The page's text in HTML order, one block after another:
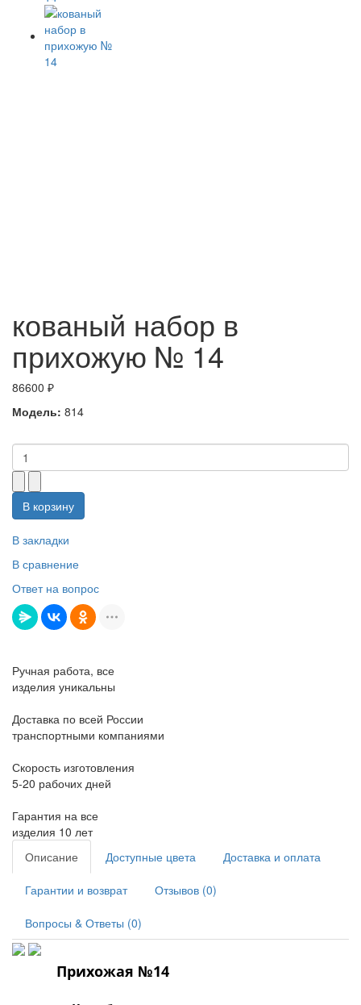
кованый набор в
прихожую № 14
86600 ₽
Модель: 814
В корзину
В закладки
В сравнение
Ответ на вопрос
Ручная работа, все
изделия уникальны
Доставка по всей России
транспортными компаниями
Скорость изготовления
5-20 рабочих дней
Гарантия на все
изделия 10 лет
Описание
Доступные цвета Доставка и оплата
Гарантии и возврат Отзывов (0)
Вопросы & Ответы (0)
Прихожая №14